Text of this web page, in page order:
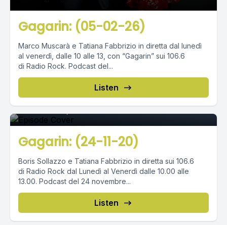
Gagarin: (05-02-26)
Marco Muscarà e Tatiana Fabbrizio in diretta dal lunedì
al venerdì, dalle 10 alle 13, con “Gagarin” sui 106.6
di Radio Rock. Podcast del...
Listen
Episode 0
Gagarin: (24-11-20)
Boris Sollazzo e Tatiana Fabbrizio in diretta sui 106.6
di Radio Rock dal Lunedì al Venerdì dalle 10.00 alle
13.00. Podcast del 24 novembre...
Listen